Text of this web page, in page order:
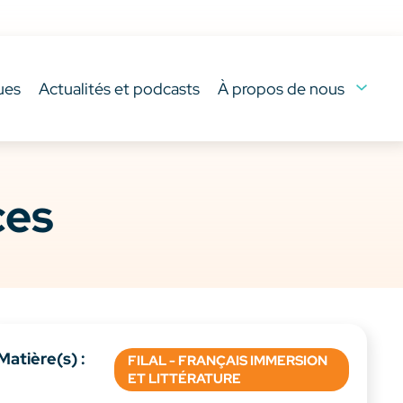
Actualités et podcasts À propos de nous
:
FILAL - FRANÇAIS IMMERSION
ET LITTÉRATURE